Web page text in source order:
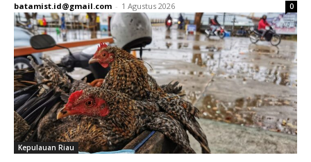
batamist.id@gmail.com - 1 Agustus 2026 0
Kepulauan Riau